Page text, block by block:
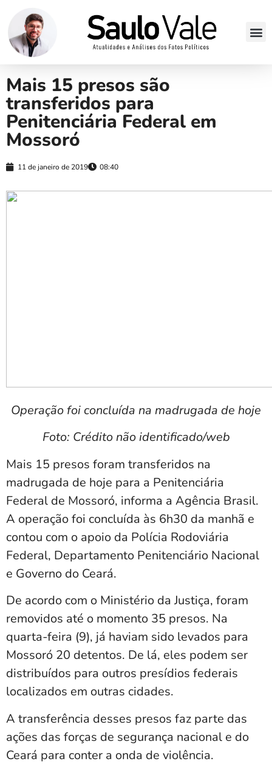
Mais 15 presos são
transferidos para
Penitenciária Federal em
Mossoró
11 de janeiro de 2019 08:40
Operação foi concluída na madrugada de hoje
Foto: Crédito não identificado/web
Mais 15 presos foram transferidos na
madrugada de hoje para a Penitenciária
Federal de Mossoró, informa a Agência Brasil.
A operação foi concluída às 6h30 da manhã e
contou com o apoio da Polícia Rodoviária
Federal, Departamento Penitenciário Nacional
e Governo do Ceará.
De acordo com o Ministério da Justiça, foram
removidos até o momento 35 presos. Na
quarta-feira (9), já haviam sido levados para
Mossoró 20 detentos. De lá, eles podem ser
distribuídos para outros presídios federais
localizados em outras cidades.
A transferência desses presos faz parte das
ações das forças de segurança nacional e do
Ceará para conter a onda de violência.